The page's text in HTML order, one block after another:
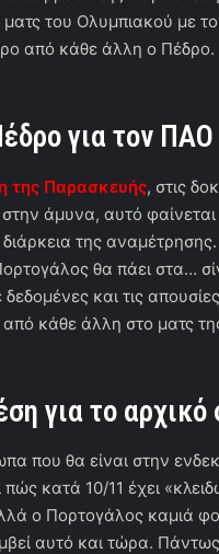
ματς του Ολυμπιακού με
από κάθε άλλη ο
για τον ΠΑΟ
της Παρασκευής, στις
στην άμυνα, αυτό
της
θα πάει στα…
και τις
από κάθε άλλη στο ματς
για το
που θα είναι στην
κατά 10/11 έχει
ο Πορτογάλος καμιά
αυτό και τώρα.